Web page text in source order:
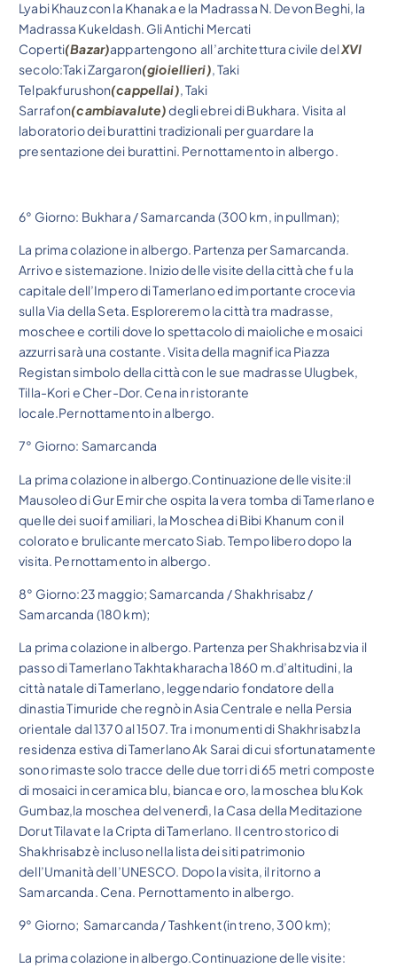
Lyabi Khauz con la Khanaka e la Madrassa N. Devon Beghi, la
Madrassa Kukeldash. Gli Antichi Mercati
Coperti(Bazar)appartengono all’architettura civile delXVI
secolo:Taki Zargaron(gioiellieri), Taki
Telpakfurushon(cappellai), Taki
Sarrafon(cambiavalute)degli ebrei di Bukhara. Visita al
laboratorio dei burattini tradizionali per guardare la
presentazione dei burattini. Pernottamento in albergo.
6° Giorno: Bukhara / Samarcanda (300 km, in pullman);
La prima colazione in albergo. Partenza per Samarcanda.
Arrivo e sistemazione. Inizio delle visite della città che fu la
capitale dell’Impero di Tamerlano ed importante crocevia
sulla Via della Seta. Esploreremo la città tra madrasse,
moschee e cortili dove lo spettacolo di maioliche e mosaici
azzurri sarà una costante. Visita della magnifica Piazza
Registan simbolo della città con le sue madrasse Ulugbek,
Tilla-Kori e Cher-Dor. Cena in ristorante
locale.Pernottamento in albergo.
7° Giorno: Samarcanda
La prima colazione in albergo.Continuazione delle visite:il
Mausoleo di Gur Emir che ospita la vera tomba di Tamerlano e
quelle dei suoi familiari, la Moschea di Bibi Khanum con il
colorato e brulicante mercato Siab. Tempo libero dopo la
visita. Pernottamento in albergo.
8° Giorno:23 maggio; Samarcanda / Shakhrisabz /
Samarcanda (180 km);
La prima colazione in albergo. Partenza per Shakhrisabz via il
passo di Tamerlano Takhtakharacha 1860 m.d’altitudini, la
città natale di Tamerlano, leggendario fondatore della
dinastia Timuride che regnò in Asia Centrale e nella Persia
orientale dal 1370 al 1507. Tra i monumenti di Shakhrisabz la
residenza estiva di Tamerlano Ak Sarai di cui sfortunatamente
sono rimaste solo tracce delle due torri di 65 metri composte
di mosaici in ceramica blu, bianca e oro, la moschea blu Kok
Gumbaz,la moschea del venerdì, la Casa della Meditazione
Dorut Tilavat e la Cripta di Tamerlano. Il centro storico di
Shakhrisabz è incluso nella lista dei siti patrimonio
dell’Umanità dell’UNESCO. Dopo la visita, il ritorno a
Samarcanda. Cena. Pernottamento in albergo.
9° Giorno; Samarcanda / Tashkent (in treno, 300 km);
La prima colazione in albergo.Continuazione delle visite: